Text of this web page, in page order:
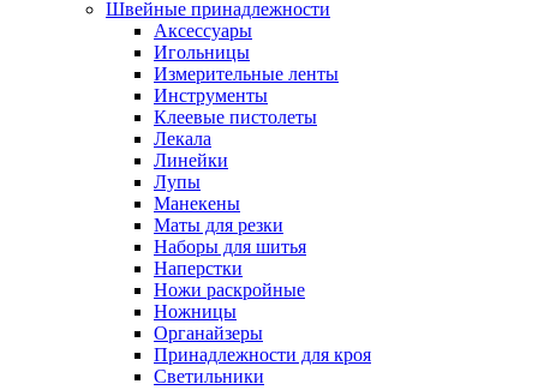
Швейные принадлежности
Аксессуары
Игольницы
Измерительные ленты
Инструменты
Клеевые пистолеты
Лекала
Линейки
Лупы
Манекены
Маты для резки
Наборы для шитья
Наперстки
Ножи раскройные
Ножницы
Органайзеры
Принадлежности для кроя
Светильники